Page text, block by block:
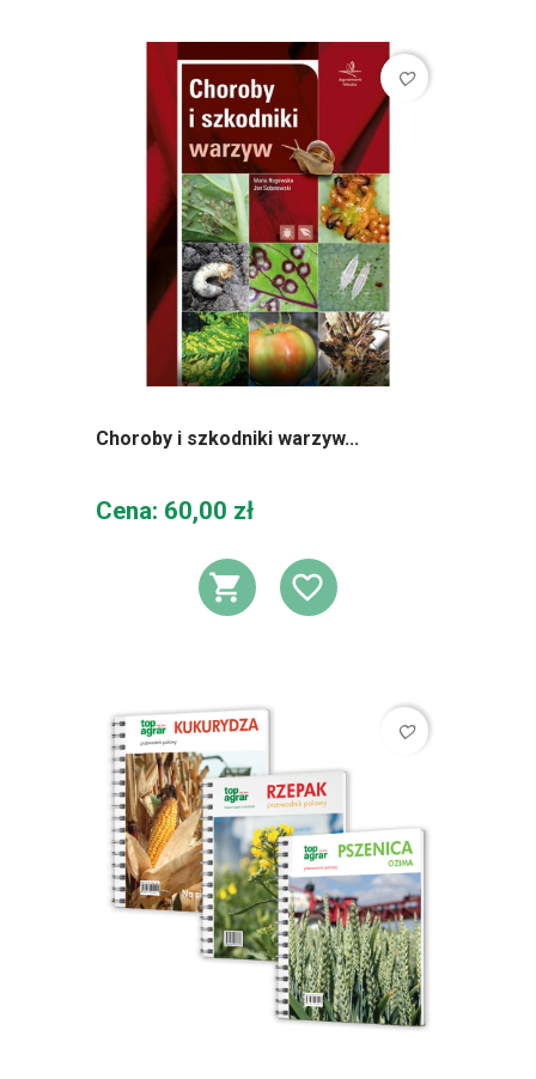
favorite_border
Choroby i szkodniki warzyw...
Cena
Cena: 60,00 zł
DODAJ DO
DODAJ DO
favorite_border